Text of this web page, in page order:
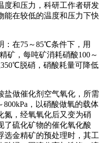
度和压力，科研工作者研发
能在较低的温度和压力下快
：在75～85℃条件下，用
矿，每吨矿消耗硝酸100～
脱硝，硝酸耗量可降低
盐做催化剂空气氧化，所需
，以硝酸做氧的载体
氮，经氧氧化后又变为硝
了硫化矿物的催化氧化酸
选金精矿的预处理时，其工